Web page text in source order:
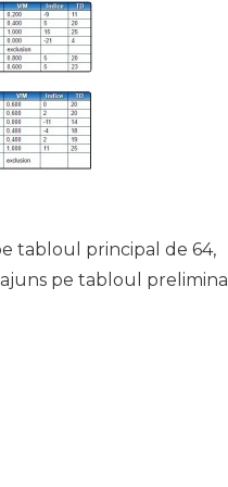
tabloul principal de 64,
pe tabloul